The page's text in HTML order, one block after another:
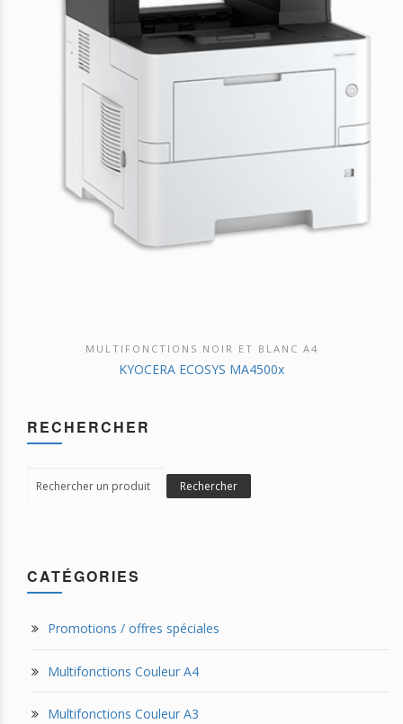
DÉCOUVRIR CE PRODUIT
MULTIFONCTIONS NOIR ET BLANC A4
KYOCERA ECOSYS MA4500x
RECHERCHER
for:
Rechercher
CATÉGORIES
Promotions / offres spéciales
Multifonctions Couleur A4
Multifonctions Couleur A3